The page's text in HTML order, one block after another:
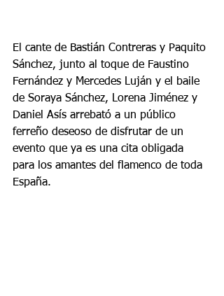
El cante de Bastián Contreras y Paquito
Sánchez, junto al toque de Faustino
Fernández y Mercedes Luján y el baile
de Soraya Sánchez, Lorena Jiménez y
Daniel Asís arrebató a un público
ferreño deseoso de disfrutar de un
evento que ya es una cita obligada
para los amantes del flamenco de toda
España.